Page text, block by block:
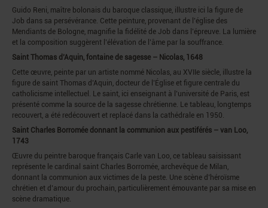
Guido Reni, maître bolonais du baroque classique, illustre ici la figure de
Job dans sa persévérance. Cette peinture, provenant de l’église des
Mendiants de Bologne, magnifie la fidélité de Job dans l’épreuve. La lumière
et la composition suggèrent l’élévation de l’âme par la souffrance.
Saint Thomas d’Aquin, fontaine de sagesse – Nicolas, 1648
Cette œuvre, peinte par un artiste nommé Nicolas, au XVIIe siècle, illustre la
figure de saint Thomas d’Aquin, docteur de l’Église et figure centrale du
catholicisme intellectuel. Le saint, ici enseignant à l’université de Paris, est
présenté comme la source de la sagesse chrétienne. Le tableau, longtemps
recouvert, a été redécouvert et replacé dans la cathédrale en 1950.
Saint Charles Borromée donnant la communion aux pestiférés – van Loo,
1743
Œuvre du peintre baroque français Carle van Loo, ce tableau saisissant
représente le cardinal saint Charles Borromée, archevêque de Milan,
donnant la communion aux victimes de la peste. Une scène d’héroïsme
chrétien et d’amour du prochain, particulièrement émouvante par sa mise en
scène dramatique.